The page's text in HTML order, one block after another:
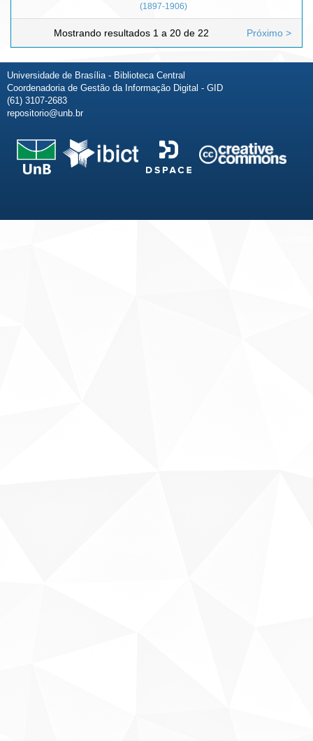
(1897-1906)
Mostrando resultados 1 a 20 de 22 Próximo >
Universidade de Brasília - Biblioteca Central
Coordenadoria de Gestão da Informação Digital - GID
(61) 3107-2683
repositorio@unb.br